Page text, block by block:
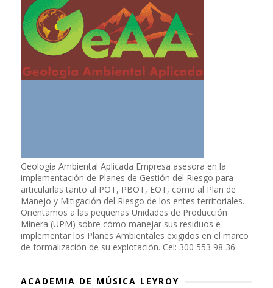
Geología Ambiental Aplicada Empresa asesora en la
implementación de Planes de Gestión del Riesgo para
articularlas tanto al POT, PBOT, EOT, como al Plan de
Manejo y Mitigación del Riesgo de los entes territoriales.
Orientamos a las pequeñas Unidades de Producción
Minera (UPM) sobre cómo manejar sus residuos e
implementar los Planes Ambientales exigidos en el marco
de formalización de su explotación. Cel: 300 553 98 36
ACADEMIA DE MÚSICA LEYROY